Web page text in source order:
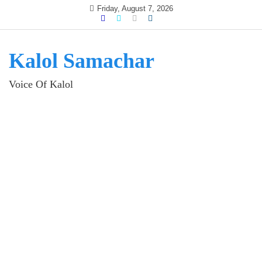
Friday, August 7, 2026
Kalol Samachar
Voice Of Kalol